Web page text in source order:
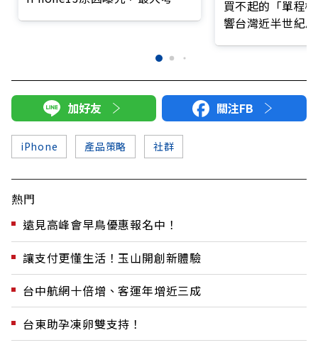
買不起的「單程
響台灣近半世紀
加好友 關注FB
iPhone 產品策略 社群
熱門
遠見高峰會早鳥優惠報名中！
讓支付更懂生活！玉山開創新體驗
台中航網十倍增、客運年增近三成
台東助孕凍卵雙支持！